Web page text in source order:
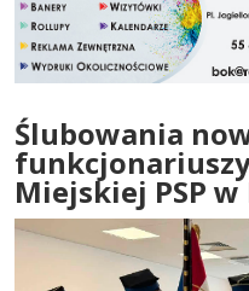
Ślubowania
Miejskiej PSP